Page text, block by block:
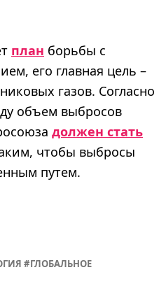
план борьбы с
его главная цель –
газов. Согласно
объем выбросов
должен стать
чтобы выбросы
путем.
ГЛОБАЛЬНОЕ